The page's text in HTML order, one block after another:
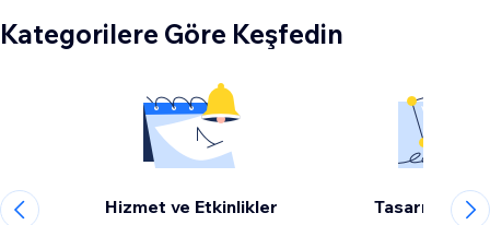
Kategorilere Göre Keşfedin
Hizmet ve Etkinlikler Tasarım